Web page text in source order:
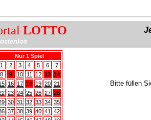
LOTTO
Nur 1 Spiel
1
2 3 4 5 6
7
8
9 10 11 12 13 14
16 17 18 19 20 21
23 24 25 26 27 28
30 31 32 33 34 35
37 38 39 40 41
42
Bitte füllen